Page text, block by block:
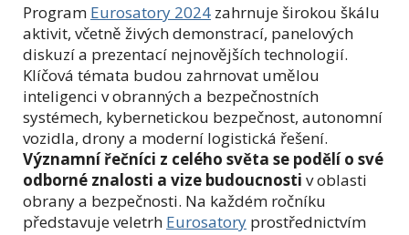
Program Eurosatory 2024 zahrnuje širokou škálu
aktivit, včetně živých demonstrací, panelových
diskuzí a prezentací nejnovějších technologií.
Klíčová témata budou zahrnovat umělou
inteligenci v obranných a bezpečnostních
systémech, kybernetickou bezpečnost, autonomní
vozidla, drony a moderní logistická řešení.
Významní řečníci z celého světa se podělí o své
odborné znalosti a vize budoucnosti v oblasti
obrany a bezpečnosti. Na každém ročníku
představuje veletrh Eurosatory prostřednictvím